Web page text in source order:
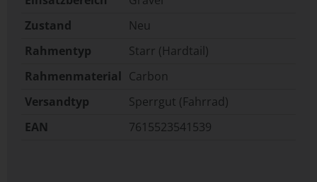
Zustand
Neu
Rahmentyp
Starr (Hardtail)
Rahmenmaterial Carbon
Versandtyp
Sperrgut (Fahrrad)
EAN
7615523541539